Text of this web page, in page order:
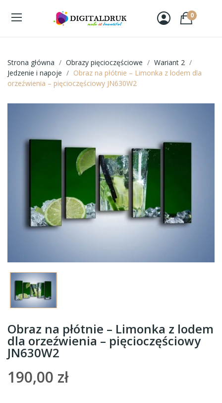
0
Strona główna Obrazy pięcioczęściowe
Wariant 2
Jedzenie i napoje
Obraz na płótnie – Limonka z lodem dla
orzeźwienia – pięcioczęściowy JN630W2
Obraz na płótnie – Limonka z lodem
dla orzeźwienia – pięcioczęściowy
JN630W2
190,00 zł